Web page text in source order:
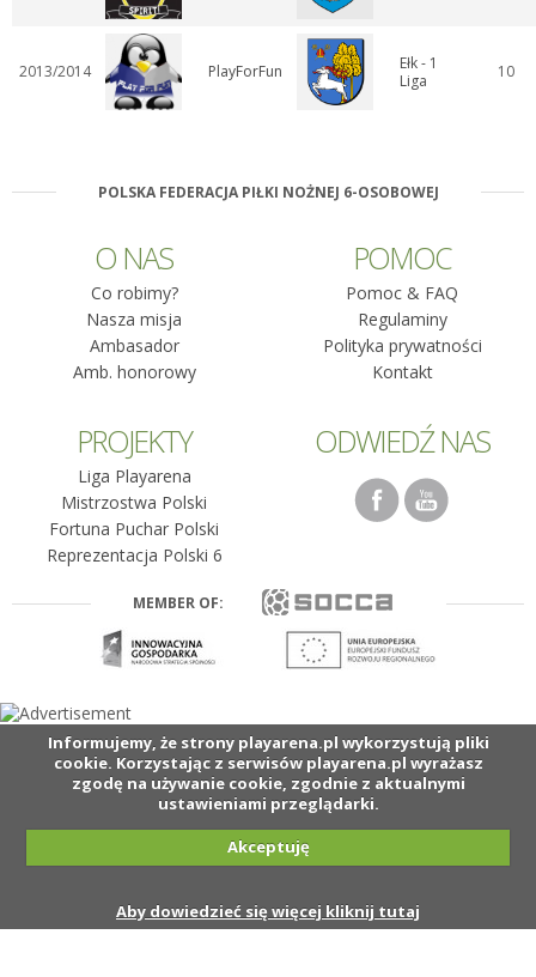
2013/2014 PlayForFun
Ełk - 1
Liga
10
POLSKA FEDERACJA PIŁKI NOŻNEJ 6-OSOBOWEJ
O NAS
Co robimy?
Nasza misja
Ambasador
Amb. honorowy
POMOC
Pomoc & FAQ
Regulaminy
Polityka prywatności
Kontakt
PROJEKTY
Liga Playarena
Mistrzostwa Polski
Fortuna Puchar Polski
Reprezentacja Polski 6
ODWIEDŹ NAS
MEMBER OF:
Informujemy, że strony playarena.pl wykorzystują pliki
cookie. Korzystając z serwisów playarena.pl wyrażasz
zgodę na używanie cookie, zgodnie z aktualnymi
ustawieniami przeglądarki.
Akceptuję
Aby dowiedzieć się więcej kliknij tutaj